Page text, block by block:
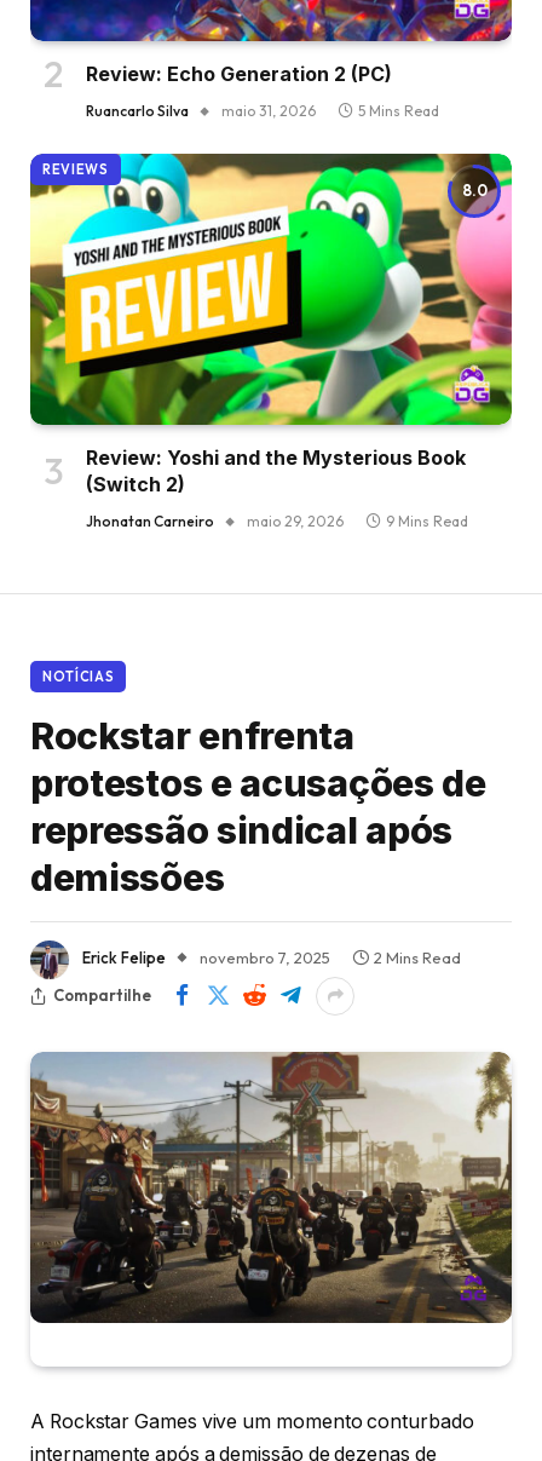
Review: Echo Generation 2 (PC)
Ruancarlo Silva maio 31, 2026 5 Mins Read
8.0
REVIEWS
Review: Yoshi and the Mysterious Book
(Switch 2)
Jhonatan Carneiro maio 29, 2026 9 Mins Read
NOTÍCIAS
Rockstar enfrenta
protestos e acusações de
repressão sindical após
demissões
Erick Felipe novembro 7, 2025
2 Mins Read
Compartilhe
A Rockstar Games vive um momento conturbado
internamente após a demissão de dezenas de